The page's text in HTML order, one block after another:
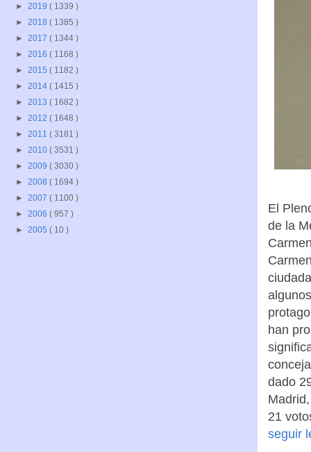
El
de la
han
dado
21
seguir
► 2019 ( 1339 )
► 2018 ( 1385 )
► 2017 ( 1344 )
► 2016 ( 1168 )
► 2015 ( 1182 )
► 2014 ( 1415 )
► 2013 ( 1682 )
► 2012 ( 1648 )
► 2011 ( 3181 )
► 2010 ( 3531 )
► 2009 ( 3030 )
► 2008 ( 1694 )
► 2007 ( 1100 )
► 2006 ( 957 )
► 2005 ( 10 )